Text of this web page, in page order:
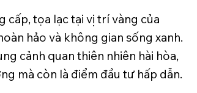
cấp, tọa lạc tại vị trí vàng của
hảo và không gian sống xanh.
cảnh quan thiên nhiên hài hòa,
mà còn là điểm đầu tư hấp dẫn.